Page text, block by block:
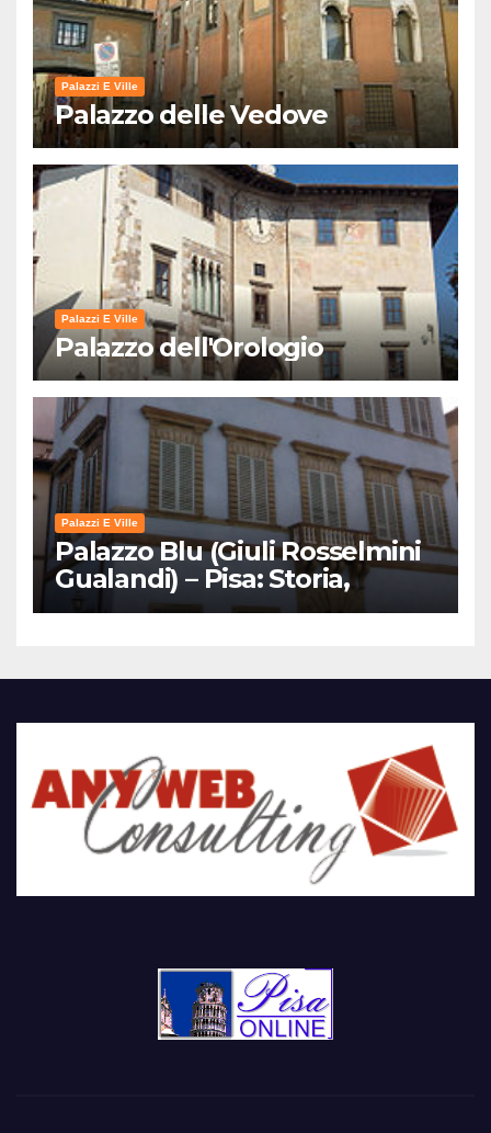
Palazzi E Ville
Palazzo delle Vedove
Palazzi E Ville
Palazzo dell'Orologio
Palazzi E Ville
Palazzo Blu (Giuli Rosselmini
Gualandi) – Pisa: Storia,
Mostre e Info Visita